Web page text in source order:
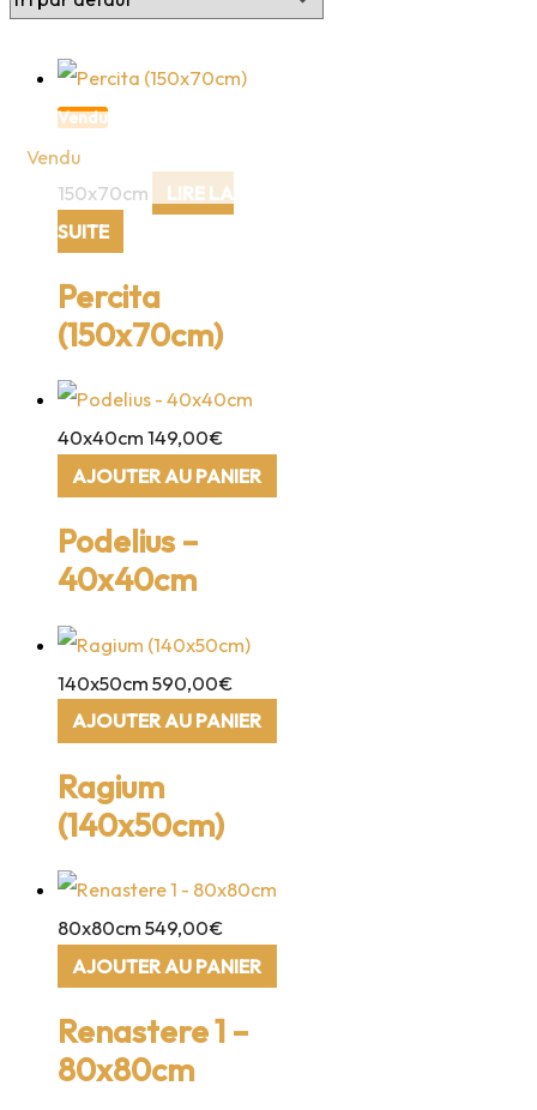
Vendu
150x70cm
LIRE LA
SUITE
Percita
(150x70cm)
40x40cm 149,00€
AJOUTER AU PANIER
Podelius –
40x40cm
140x50cm 590,00€
AJOUTER AU PANIER
Ragium
(140x50cm)
80x80cm 549,00€
AJOUTER AU PANIER
Renastere 1 –
80x80cm